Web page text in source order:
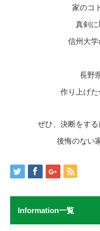
家のコ
真剣に
信州大
長野
作り上げた
ぜひ、決断をす
後悔のない
Information一覧